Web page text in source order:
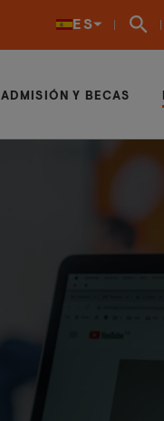
ES
ADMISIÓN Y BECAS